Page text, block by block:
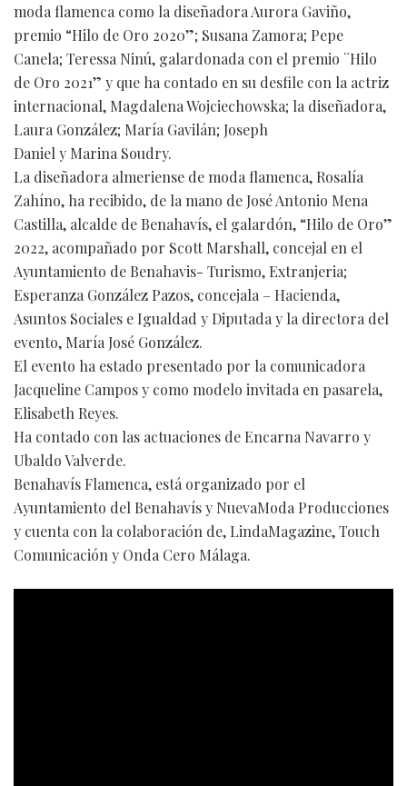
moda flamenca como la diseñadora Aurora Gaviño,
premio “Hilo de Oro 2020”; Susana Zamora; Pepe
Canela; Teressa Ninú, galardonada con el premio ¨Hilo
de Oro 2021” y que ha contado en su desfile con la actriz
internacional, Magdalena Wojciechowska; la diseñadora,
Laura González; María Gavilán; Joseph
Daniel y Marina Soudry.
La diseñadora almeriense de moda flamenca, Rosalía
Zahíno, ha recibido, de la mano de José Antonio Mena
Castilla, alcalde de Benahavís, el galardón, “Hilo de Oro”
2022, acompañado por Scott Marshall, concejal en el
Ayuntamiento de Benahavis- Turismo, Extranjeria;
Esperanza González Pazos, concejala – Hacienda,
Asuntos Sociales e Igualdad y Diputada y la directora del
evento, María José González.
El evento ha estado presentado por la comunicadora
Jacqueline Campos y como modelo invitada en pasarela,
Elisabeth Reyes.
Ha contado con las actuaciones de Encarna Navarro y
Ubaldo Valverde.
Benahavís Flamenca, está organizado por el
Ayuntamiento del Benahavís y NuevaModa Producciones
y cuenta con la colaboración de, LindaMagazine, Touch
Comunicación y Onda Cero Málaga.